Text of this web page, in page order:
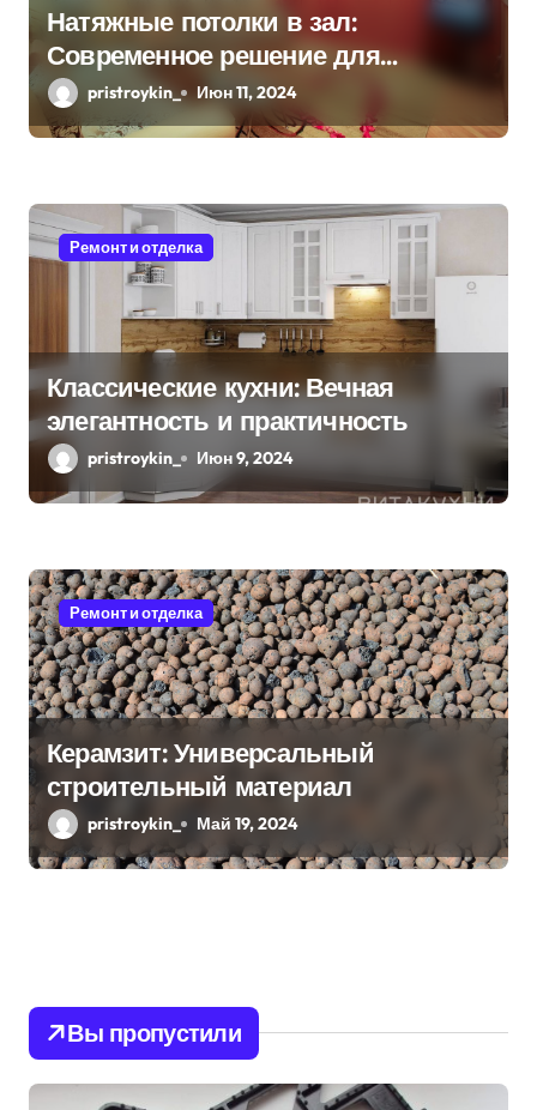
п
и
с
я
м
Натяжные потолки в зал:
Современное решение для
стильного интерьера
pristroykin_ Июн 11, 2024
Ремонт и отделка
Классические кухни: Вечная
элегантность и практичность
pristroykin_ Июн 9, 2024
Ремонт и отделка
Керамзит: Универсальный
строительный материал
pristroykin_ Май 19, 2024
Вы пропустили